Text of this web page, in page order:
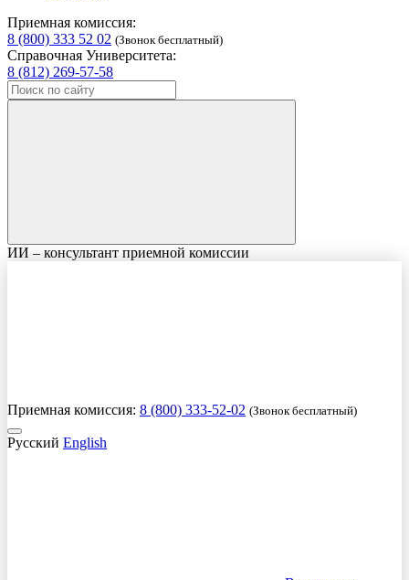
Приемная комиссия:
8 (800) 333 52 02 (Звонок бесплатный)
Справочная Университета:
8 (812) 269-57-58
ИИ – консультант приемной комиссии
Приемная комиссия: 8 (800) 333-52-02 (Звонок бесплатный)
Русский English